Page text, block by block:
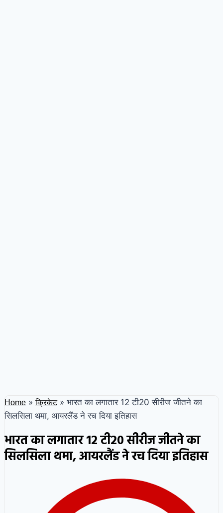
Home » क्रिकेट » भारत का लगातार 12 टी20 सीरीज जीतने का
सिलसिला थमा, आयरलैंड ने रच दिया इतिहास
भारत का लगातार 12 टी20 सीरीज जीतने का
सिलसिला थमा, आयरलैंड ने रच दिया इतिहास